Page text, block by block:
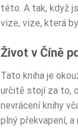
této. A tak, když
vize, vize, která
Život v Číně
Tato kniha je
určitě stojí za to,
nevrácení knihy
plný překvapení,